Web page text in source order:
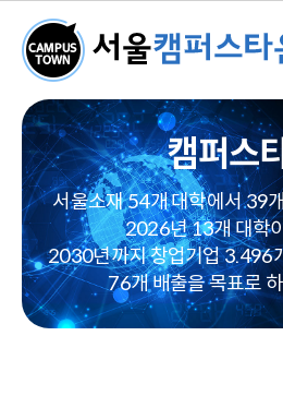
캠퍼스
서울소재 54개 대학에서 39
2026년 13개 대학
2030년까지 창업기업 3.496
76개 배출을 목표로